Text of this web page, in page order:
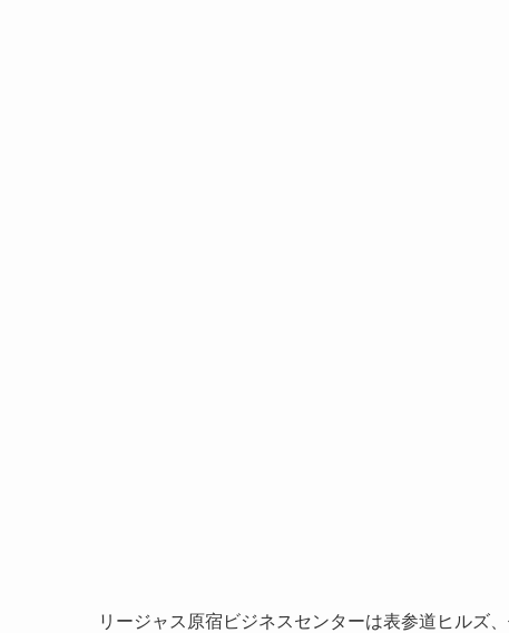
リージャス原宿ビジネスセンターは表参道ヒルズ